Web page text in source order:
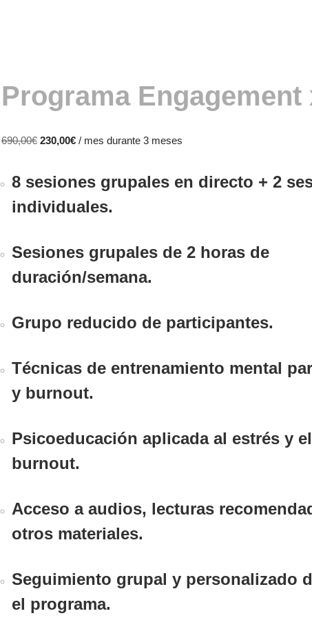
Programa Engagement
690,00€ 230,00€ / mes durante 3 meses
8 sesiones grupalesen directo + 2
individuales.
Sesiones grupales de 2 horasde
duración/semana.
Grupo reducido de participantes.
Técnicas de entrenamiento mental
y burnout.
Psicoeducación aplicada al estrés y el
burnout.
Acceso a audios, lecturas
otros materiales.
Seguimiento grupal y personalizado
el programa.